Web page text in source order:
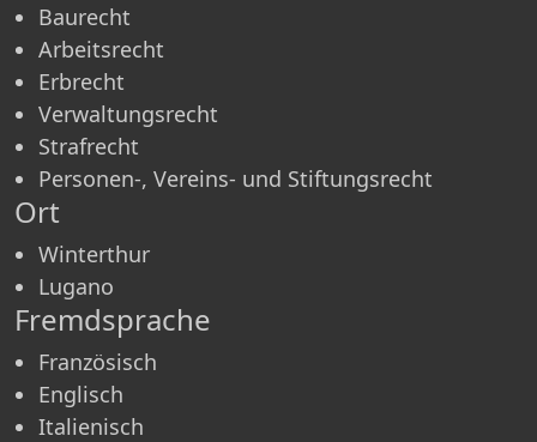
Baurecht
Arbeitsrecht
Erbrecht
Verwaltungsrecht
Strafrecht
Personen-, Vereins- und Stiftungsrecht
Ort
Winterthur
Lugano
Fremdsprache
Französisch
Englisch
Italienisch